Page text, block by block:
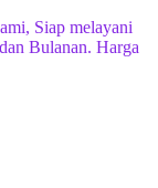
Siap melayani
Bulanan. Harga